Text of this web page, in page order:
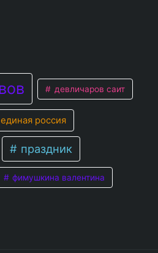
вов девличаров саит
единая россия
праздник
фимушкина валентина